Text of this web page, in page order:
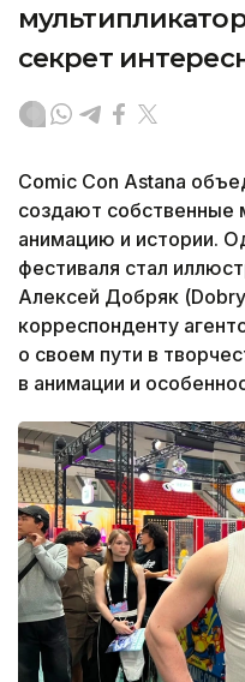
секрет
Comic Con Astana
создают собственные
анимацию и истории.
фестиваля стал
Алексей Добряк
корреспонденту
о своем пути в
в анимации и